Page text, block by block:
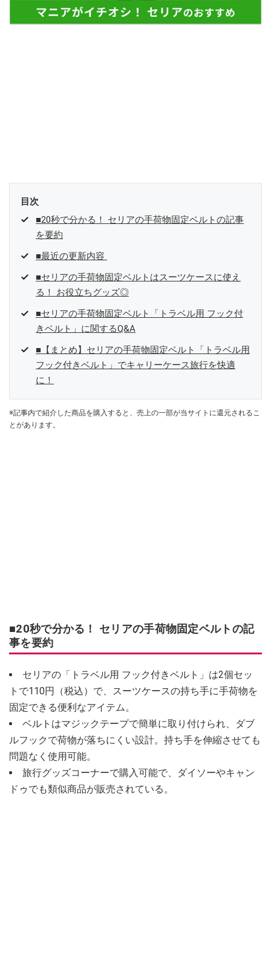
目次
■20秒で分かる！ セリアの手荷物固定ベルトの記事
を要約
■最近の更新内容
■セリアの手荷物固定ベルトはスーツケースに使え
る！ お役立ちグッズ◎
■セリアの手荷物固定ベルト「トラベル用 フック付
きベルト」に関するQ&A
■【まとめ】セリアの手荷物固定ベルト「トラベル用
フック付きベルト」でキャリーケース旅行を快適
に！
※記事内で紹介した商品を購入すると、売上の一部が当サイトに還元されるこ
とがあります。
■20秒で分かる！ セリアの手荷物固定ベルトの記
事を要約
セリアの「トラベル用 フック付きベルト」は2個セッ
トで110円（税込）で、スーツケースの持ち手に手荷物を
固定できる便利なアイテム。
ベルトはマジックテープで簡単に取り付けられ、ダブ
ルフックで荷物が落ちにくい設計。持ち手を伸縮させても
問題なく使用可能。
旅行グッズコーナーで購入可能で、ダイソーやキャン
ドゥでも類似商品が販売されている。